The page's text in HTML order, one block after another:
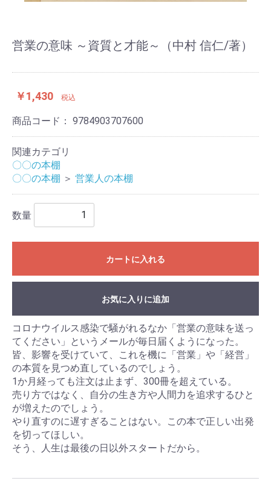
営業の意味 ～資質と才能～（中村 信仁/著）
￥1,430 税込
商品コード： 9784903707600
関連カテゴリ
〇〇の本棚
〇〇の本棚 ＞ 営業人の本棚
数量
カートに入れる
お気に入りに追加
コロナウイルス感染で騒がれるなか「営業の意味を送っ
てください」というメールが毎日届くようになった。
皆、影響を受けていて、これを機に「営業」や「経営」
の本質を見つめ直しているのでしょう。
1か月経っても注文は止まず、300冊を超えている。
売り方ではなく、自分の生き方や人間力を追求するひと
が増えたのでしょう。
やり直すのに遅すぎることはない。この本で正しい出発
を切ってほしい。
そう、人生は最後の日以外スタートだから。